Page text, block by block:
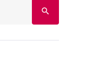
search